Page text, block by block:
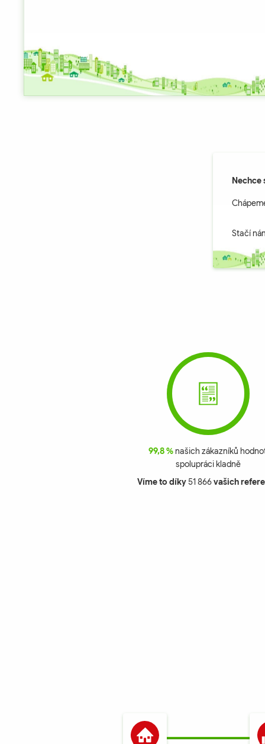
Stačí
99,8 %našich zákazníků
spolupráci kladně
Víme to díky51 866vašich